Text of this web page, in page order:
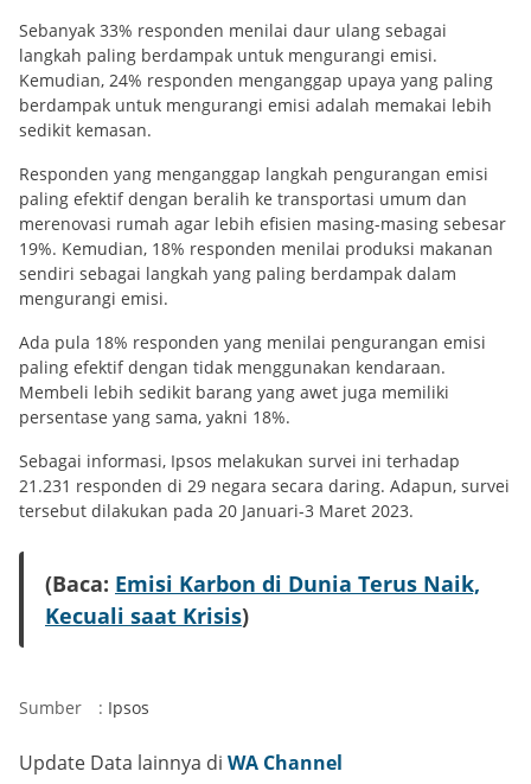
Sebanyak 33% responden menilai daur ulang sebagai
langkah paling berdampak untuk mengurangi emisi.
Kemudian, 24% responden menganggap upaya yang paling
berdampak untuk mengurangi emisi adalah memakai lebih
sedikit kemasan.
Responden yang menganggap langkah pengurangan emisi
paling efektif dengan beralih ke transportasi umum dan
merenovasi rumah agar lebih efisien masing-masing sebesar
19%. Kemudian, 18% responden menilai produksi makanan
sendiri sebagai langkah yang paling berdampak dalam
mengurangi emisi.
Ada pula 18% responden yang menilai pengurangan emisi
paling efektif dengan tidak menggunakan kendaraan.
Membeli lebih sedikit barang yang awet juga memiliki
persentase yang sama, yakni 18%.
Sebagai informasi, Ipsos melakukan survei ini terhadap
21.231 responden di 29 negara secara daring. Adapun, survei
tersebut dilakukan pada 20 Januari-3 Maret 2023.
(Baca: Emisi Karbon di Dunia Terus Naik,
Kecuali saat Krisis)
Sumber : Ipsos
Update Data lainnya di WA Channel